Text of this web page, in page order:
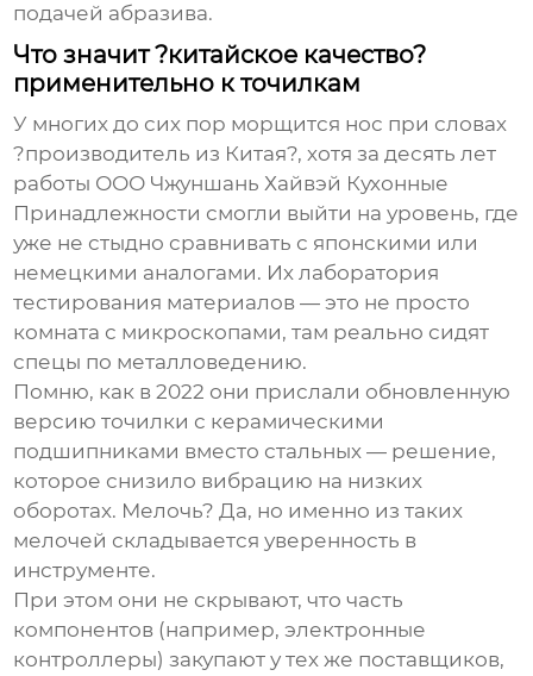
подачей абразива.
Что значит ?китайское качество?
применительно к точилкам
У многих до сих пор морщится нос при словах
?производитель из Китая?, хотя за десять лет
работы ООО Чжуншань Хайвэй Кухонные
Принадлежности смогли выйти на уровень, где
уже не стыдно сравнивать с японскими или
немецкими аналогами. Их лаборатория
тестирования материалов — это не просто
комната с микроскопами, там реально сидят
спецы по металловедению.
Помню, как в 2022 они прислали обновленную
версию точилки с керамическими
подшипниками вместо стальных — решение,
которое снизило вибрацию на низких
оборотах. Мелочь? Да, но именно из таких
мелочей складывается уверенность в
инструменте.
При этом они не скрывают, что часть
компонентов (например, электронные
контроллеры) закупают у тех же поставщиков,